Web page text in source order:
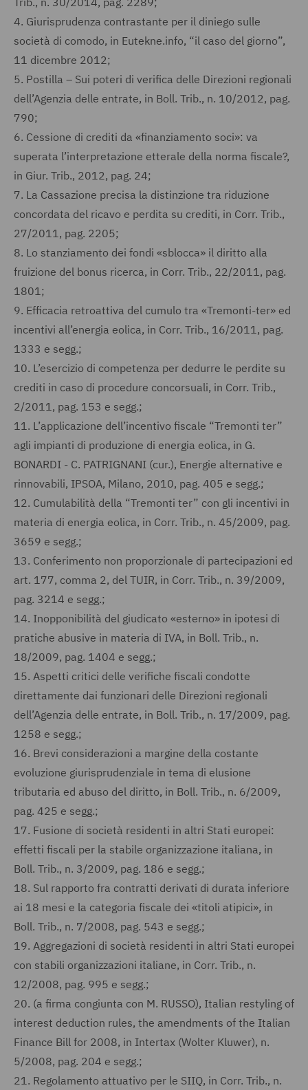
4. Giurisprudenza contrastante per il diniego sulle
società di comodo, in Eutekne.info, “il caso del giorno”,
11 dicembre 2012;
5. Postilla – Sui poteri di verifica delle Direzioni regionali
dell’Agenzia delle entrate, in Boll. Trib., n. 10/2012, pag.
790;
6. Cessione di crediti da «finanziamento soci»: va
superata l’interpretazione etterale della norma fiscale?,
in Giur. Trib., 2012, pag. 24;
7. La Cassazione precisa la distinzione tra riduzione
concordata del ricavo e perdita su crediti, in Corr. Trib.,
27/2011, pag. 2205;
8. Lo stanziamento dei fondi «sblocca» il diritto alla
fruizione del bonus ricerca, in Corr. Trib., 22/2011, pag.
1801;
9. Efficacia retroattiva del cumulo tra «Tremonti-ter» ed
incentivi all’energia eolica, in Corr. Trib., 16/2011, pag.
1333 e segg.;
10. L’esercizio di competenza per dedurre le perdite su
crediti in caso di procedure concorsuali, in Corr. Trib.,
2/2011, pag. 153 e segg.;
11. L’applicazione dell’incentivo fiscale “Tremonti ter”
agli impianti di produzione di energia eolica, in G.
BONARDI - C. PATRIGNANI (cur.), Energie alternative e
rinnovabili, IPSOA, Milano, 2010, pag. 405 e segg.;
12. Cumulabilità della “Tremonti ter” con gli incentivi in
materia di energia eolica, in Corr. Trib., n. 45/2009, pag.
3659 e segg.;
13. Conferimento non proporzionale di partecipazioni ed
art. 177, comma 2, del TUIR, in Corr. Trib., n. 39/2009,
pag. 3214 e segg.;
14. Inopponibilità del giudicato «esterno» in ipotesi di
pratiche abusive in materia di IVA, in Boll. Trib., n.
18/2009, pag. 1404 e segg.;
15. Aspetti critici delle verifiche fiscali condotte
direttamente dai funzionari delle Direzioni regionali
dell’Agenzia delle entrate, in Boll. Trib., n. 17/2009, pag.
1258 e segg.;
16. Brevi considerazioni a margine della costante
evoluzione giurisprudenziale in tema di elusione
tributaria ed abuso del diritto, in Boll. Trib., n. 6/2009,
pag. 425 e segg.;
17. Fusione di società residenti in altri Stati europei:
effetti fiscali per la stabile organizzazione italiana, in
Boll. Trib., n. 3/2009, pag. 186 e segg.;
18. Sul rapporto fra contratti derivati di durata inferiore
ai 18 mesi e la categoria fiscale dei «titoli atipici», in
Boll. Trib., n. 7/2008, pag. 543 e segg.;
19. Aggregazioni di società residenti in altri Stati europei
con stabili organizzazioni italiane, in Corr. Trib., n.
12/2008, pag. 995 e segg.;
20. (a firma congiunta con M. RUSSO), Italian restyling of
interest deduction rules, the amendments of the Italian
Finance Bill for 2008, in Intertax (Wolter Kluwer), n.
5/2008, pag. 204 e segg.;
21. Regolamento attuativo per le SIIQ, in Corr. Trib., n.